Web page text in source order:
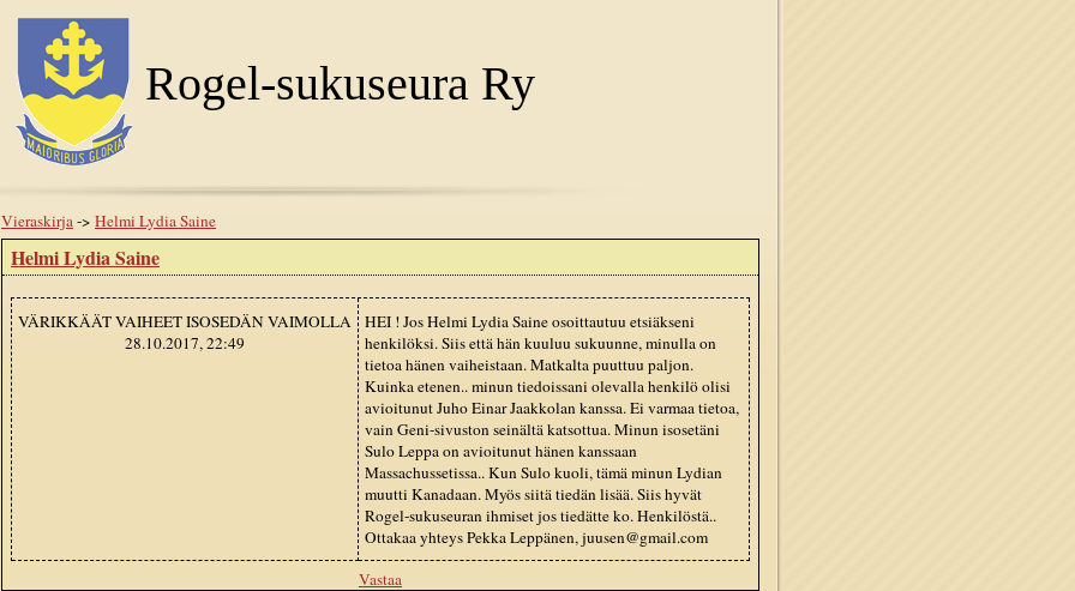
Rogel-sukuseura Ry
Vieraskirja-> Helmi Lydia Saine
Helmi Lydia Saine
VÄRIKKÄÄT VAIHEET ISOSEDÄN VAIMOLLA
28.10.2017, 22:49
HEI ! Jos Helmi Lydia Saine osoittautuu etsiäkseni
henkilöksi. Siis että hän kuuluu sukuunne, minulla on
tietoa hänen vaiheistaan. Matkalta puuttuu paljon.
Kuinka etenen.. minun tiedoissani olevalla henkilö olisi
avioitunut Juho Einar Jaakkolan kanssa. Ei varmaa tietoa,
vain Geni-sivuston seinältä katsottua. Minun isosetäni
Sulo Leppa on avioitunut hänen kanssaan
Massachussetissa.. Kun Sulo kuoli, tämä minun Lydian
muutti Kanadaan. Myös siitä tiedän lisää. Siis hyvät
Rogel-sukuseuran ihmiset jos tiedätte ko. Henkilöstä..
Ottakaa yhteys Pekka Leppänen, juusen@gmail.com
Vastaa